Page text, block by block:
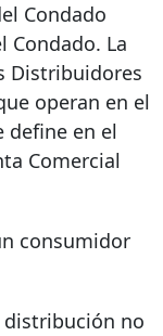
Condado
Condado. La
Distribuidores
operan en el
define en el
Comercial
consumidor
distribución no